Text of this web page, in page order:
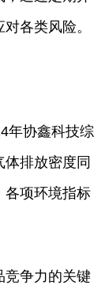
各类风险。
协鑫科技综
排放密度同
各项环境指标
争力的关键